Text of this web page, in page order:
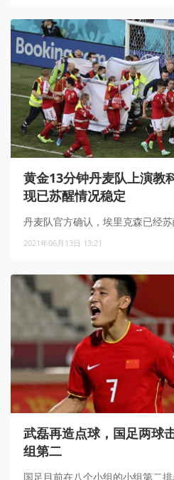
黄金13分钟丹麦队上演教
现已苏醒情况稳定
丹麦队官方确认，埃里克森已经苏
2021年06月13日 13:21
武磊再造点球，国足两球
组第二
国足目前在八个小组的小组第二排